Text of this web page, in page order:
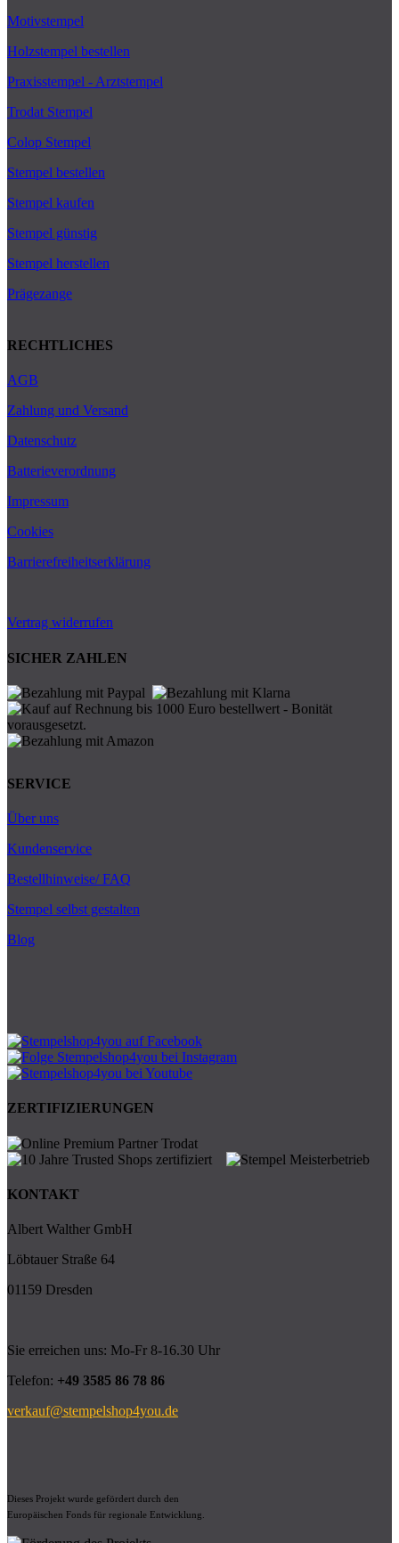
Motivstempel
Holzstempel bestellen
Praxisstempel - Arztstempel
Trodat Stempel
Colop Stempel
Stempel bestellen
Stempel kaufen
Stempel günstig
Stempel herstellen
Prägezange
RECHTLICHES
AGB
Zahlung und Versand
Datenschutz
Batterieverordnung
Impressum
Cookies
Barrierefreiheitserklärung
Vertrag widerrufen
SICHER ZAHLEN
SERVICE
Über uns
Kundenservice
Bestellhinweise/ FAQ
Stempel selbst gestalten
Blog
ZERTIFIZIERUNGEN
KONTAKT
Albert Walther GmbH
Löbtauer Straße 64
01159 Dresden
Sie erreichen uns: Mo-Fr 8-16.30 Uhr
Telefon: +49 3585 86 78 86
verkauf@stempelshop4you.de
Dieses Projekt wurde gefördert durch den
Europäischen Fonds für regionale Entwicklung.